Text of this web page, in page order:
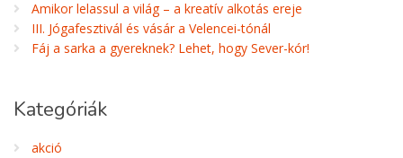
Amikor lelassul a világ – a kreatív alkotás ereje
III. Jógafesztivál és vásár a Velencei-tónál
Fáj a sarka a gyereknek? Lehet, hogy Sever-kór!
Kategóriák
akció